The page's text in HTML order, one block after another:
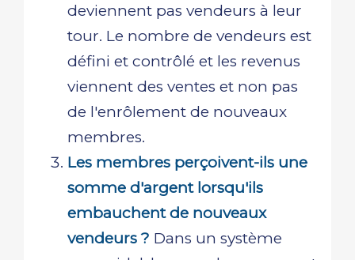
deviennent pas vendeurs à leur
tour. Le nombre de vendeurs est
défini et contrôlé et les revenus
viennent des ventes et non pas
de l'enrôlement de nouveaux
membres.
Les membres perçoivent-ils une
somme d'argent lorsqu'ils
embauchent de nouveaux
vendeurs ? Dans un système